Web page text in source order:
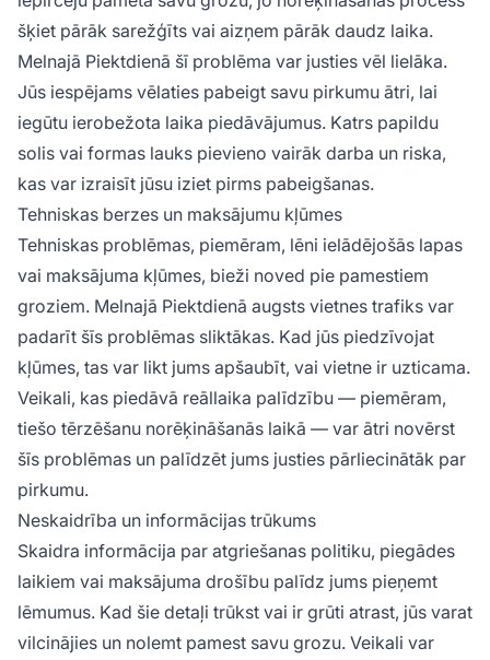
šķiet pārāk sarežģīts vai aizņem pārāk daudz laika.
Melnajā Piektdienā šī problēma var justies vēl lielāka.
Jūs iespējams vēlaties pabeigt savu pirkumu ātri, lai
iegūtu ierobežota laika piedāvājumus. Katrs papildu
solis vai formas lauks pievieno vairāk darba un riska,
kas var izraisīt jūsu iziet pirms pabeigšanas.
Tehniskas berzes un maksājumu kļūmes
Tehniskas problēmas, piemēram, lēni ielādējošās lapas
vai maksājuma kļūmes, bieži noved pie pamestiem
groziem. Melnajā Piektdienā augsts vietnes trafiks var
padarīt šīs problēmas sliktākas. Kad jūs piedzīvojat
kļūmes, tas var likt jums apšaubīt, vai vietne ir uzticama.
Veikali, kas piedāvā reāllaika palīdzību — piemēram,
tiešo tērzēšanu norēķināšanās laikā — var ātri novērst
šīs problēmas un palīdzēt jums justies pārliecinātāk par
pirkumu.
Neskaidrība un informācijas trūkums
Skaidra informācija par atgriešanas politiku, piegādes
laikiem vai maksājuma drošību palīdz jums pieņemt
lēmumus. Kad šie detaļi trūkst vai ir grūti atrast, jūs varat
vilcinājies un nolemt pamest savu grozu. Veikali var